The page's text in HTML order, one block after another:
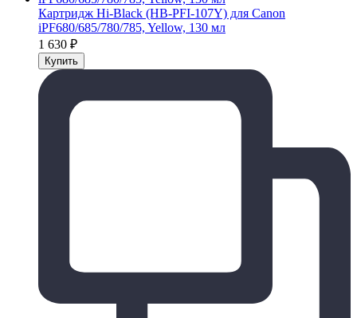
Картридж Hi-Black (HB-PFI-107Y) для Canon
iPF680/685/780/785, Yellow, 130 мл
1 630 ₽